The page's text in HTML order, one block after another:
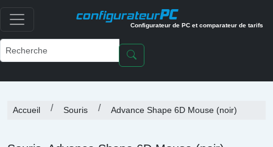
configurateurPC
Configurateur de PC et comparateur de tarifs
Accueil Souris Advance Shape 6D Mouse (noir)